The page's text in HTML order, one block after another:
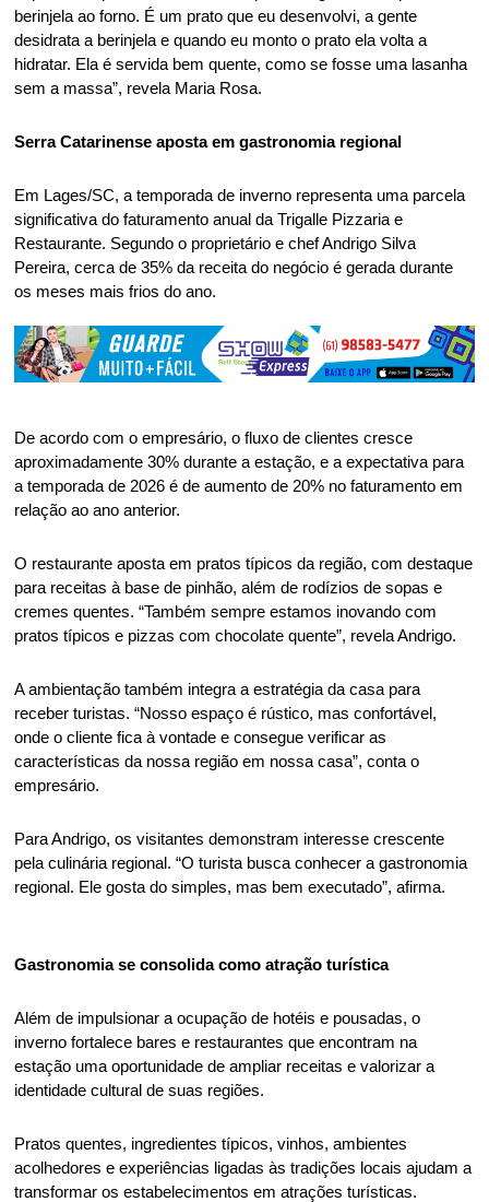
berinjela ao forno. É um prato que eu desenvolvi, a gente
desidrata a berinjela e quando eu monto o prato ela volta a
hidratar. Ela é servida bem quente, como se fosse uma lasanha
sem a massa”, revela Maria Rosa.
Serra Catarinense aposta em gastronomia regional
Em Lages/SC, a temporada de inverno representa uma parcela
significativa do faturamento anual da Trigalle Pizzaria e
Restaurante. Segundo o proprietário e chef Andrigo Silva
Pereira, cerca de 35% da receita do negócio é gerada durante
os meses mais frios do ano.
De acordo com o empresário, o fluxo de clientes cresce
aproximadamente 30% durante a estação, e a expectativa para
a temporada de 2026 é de aumento de 20% no faturamento em
relação ao ano anterior.
O restaurante aposta em pratos típicos da região, com destaque
para receitas à base de pinhão, além de rodízios de sopas e
cremes quentes. “Também sempre estamos inovando com
pratos típicos e pizzas com chocolate quente”, revela Andrigo.
A ambientação também integra a estratégia da casa para
receber turistas. “Nosso espaço é rústico, mas confortável,
onde o cliente fica à vontade e consegue verificar as
características da nossa região em nossa casa”, conta o
empresário.
Para Andrigo, os visitantes demonstram interesse crescente
pela culinária regional. “O turista busca conhecer a gastronomia
regional. Ele gosta do simples, mas bem executado”, afirma.
Gastronomia se consolida como atração turística
Além de impulsionar a ocupação de hotéis e pousadas, o
inverno fortalece bares e restaurantes que encontram na
estação uma oportunidade de ampliar receitas e valorizar a
identidade cultural de suas regiões.
Pratos quentes, ingredientes típicos, vinhos, ambientes
acolhedores e experiências ligadas às tradições locais ajudam a
transformar os estabelecimentos em atrações turísticas.